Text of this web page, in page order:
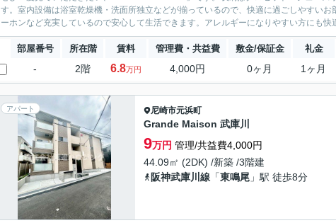
す。室内設備は浴室乾燥機・洗面所独立などが揃っているので、快適に過ごしやすい
ーホンなど充実しているので安心して生活できます。アレルギーになりやすい方にも快
部屋番号 所在階 賃料 管理費・共益費 敷金/保証金 礼金
- 2階 6.8万円 4,000円 0ヶ月 1ヶ月
アパート 尼崎市元浜町
Grande Maison 武庫川
9万円 管理/共益費4,000円
44.09㎡ (2DK) /新築 /3階建
阪神武庫川線 「東鳴尾 」駅 徒歩8分